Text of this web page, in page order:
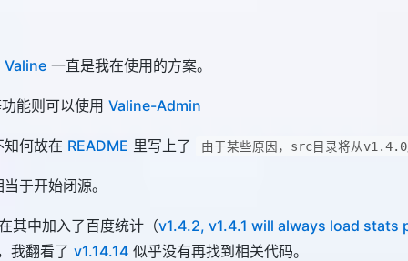
Valine 一直是我在使用的方案。
能则可以使用 Valine-Admin
何故在 README 里写上了 由于某些原因，src目录将从
于开始闭源。
其中加入了百度统计（v1.4.2, v1.4.1 will always load stats
我翻看了 v1.14.14 似乎没有再找到相关代码。